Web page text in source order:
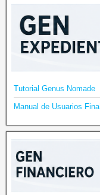
Tutorial Genus Nomade
Manual de Usuarios